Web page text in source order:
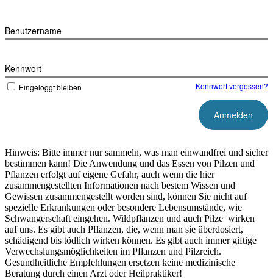
springen
Benutzername
Kennwort
Eingeloggt bleiben Kennwort vergessen?
Hinweis: Bitte immer nur sammeln, was man einwandfrei und sicher
bestimmen kann! Die Anwendung und das Essen von Pilzen und
Pflanzen erfolgt auf eigene Gefahr, auch wenn die hier
zusammengestellten Informationen nach bestem Wissen und
Gewissen zusammengestellt worden sind, können Sie nicht auf
spezielle Erkrankungen oder besondere Lebensumstände, wie
Schwangerschaft eingehen. Wildpflanzen und auch Pilze wirken
auf uns. Es gibt auch Pflanzen, die, wenn man sie überdosiert,
schädigend bis tödlich wirken können. Es gibt auch immer giftige
Verwechslungsmöglichkeiten im Pflanzen und Pilzreich.
Gesundheitliche Empfehlungen ersetzen keine medizinische
Beratung durch einen Arzt oder Heilpraktiker!